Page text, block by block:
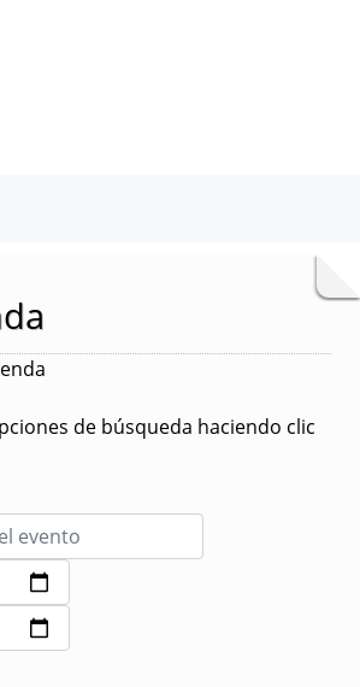
de búsqueda haciendo clic